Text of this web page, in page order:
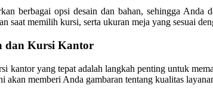
berbagai opsi desain dan bahan, sehingga
saat memilih kursi, serta ukuran meja yang sesuai
dan Kursi Kantor
kantor yang tepat adalah langkah penting untuk
akan memberi Anda gambaran tentang kualitas